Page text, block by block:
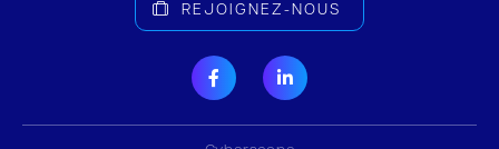
REJOIGNEZ-NOUS